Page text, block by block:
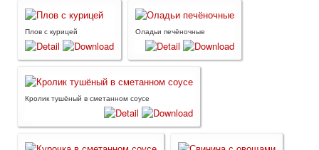
Плов с курицей Оладьи печёночные
Кролик тушёный в сметанном соусе